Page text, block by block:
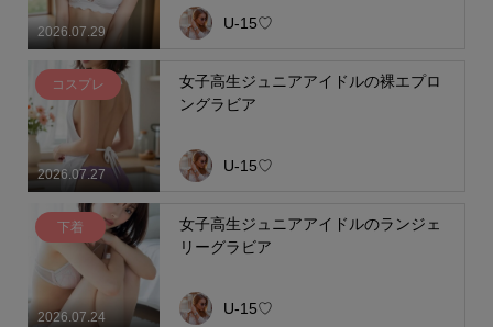
2026.07.29
U-15♡
2026.07.27
コスプレ
女子高生ジュニアアイドルの裸エプロ
ングラビア
U-15♡
2026.07.24
下着
女子高生ジュニアアイドルのランジェ
リーグラビア
U-15♡